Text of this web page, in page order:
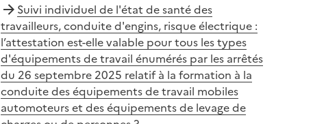
Suivi individuel de l'état de santé des
travailleurs, conduite d'engins, risque électrique :
l’attestation est-elle valable pour tous les types
d'équipements de travail énumérés par les arrêtés
du 26 septembre 2025 relatif à la formation à la
conduite des équipements de travail mobiles
automoteurs et des équipements de levage de